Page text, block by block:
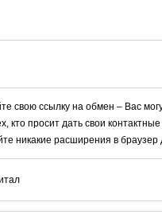
свою ссылку на обмен – Вас
кто просит дать свои
никакие расширения в